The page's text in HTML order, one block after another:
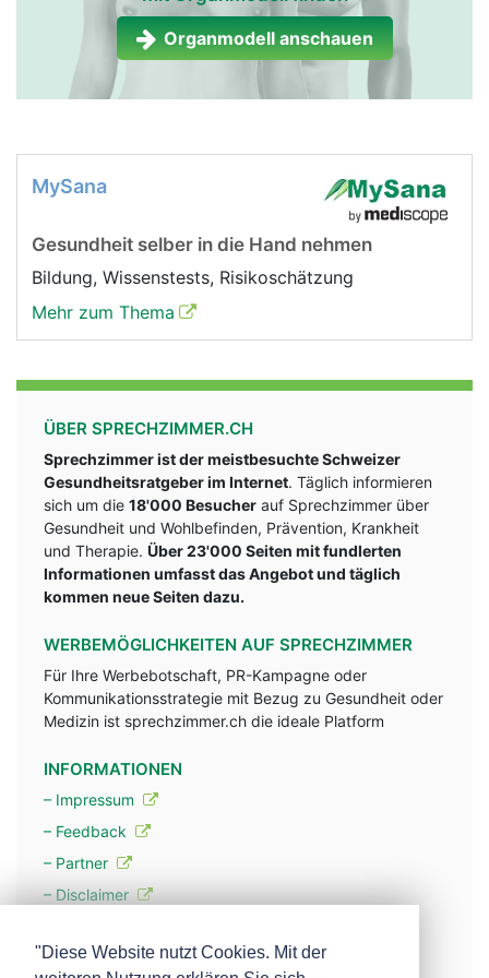
Organmodell anschauen
MySana
Gesundheit selber in die Hand nehmen
Bildung, Wissenstests, Risikoschätzung
Mehr zum Thema
ÜBER SPRECHZIMMER.CH
Sprechzimmer ist der meistbesuchte Schweizer
Gesundheitsratgeber im Internet. Täglich informieren
sich um die 18'000 Besucher auf Sprechzimmer über
Gesundheit und Wohlbefinden, Prävention, Krankheit
und Therapie. Über 23'000 Seiten mit fundlerten
Informationen umfasst das Angebot und täglich
kommen neue Seiten dazu.
WERBEMÖGLICHKEITEN AUF SPRECHZIMMER
Für Ihre Werbebotschaft, PR-Kampagne oder
Kommunikationsstrategie mit Bezug zu Gesundheit oder
Medizin ist sprechzimmer.ch die ideale Platform
INFORMATIONEN
– Impressum
– Feedback
– Partner
– Disclaimer
"Diese Website nutzt Cookies. Mit der